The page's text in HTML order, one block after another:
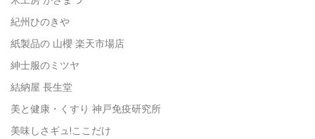
紀州ひのきや
紙製品の 山櫻 楽天市場店
紳士服のミツヤ
結納屋 長生堂
美と健康・くすり 神戸免疫研究所
美味しさギュ!ここだけ